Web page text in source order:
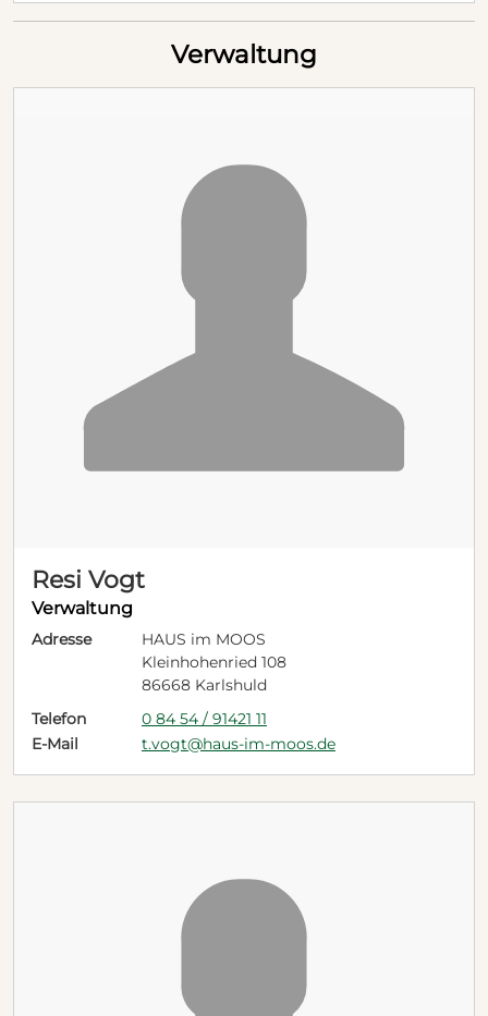
Verwaltung
Resi Vogt
Verwaltung
Adresse
HAUS im MOOS
Kleinhohenried 108
86668 Karlshuld
Telefon
0 84 54 / 91421 11
E-Mail
t.vogt@haus-im-moos.de